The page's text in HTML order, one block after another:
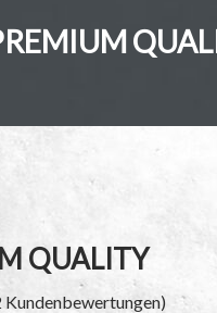
QUALITY
Kundenbewertungen)